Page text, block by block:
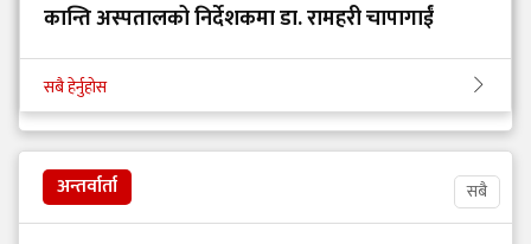
कान्ति अस्पतालको निर्देशकमा डा. रामहरी चापागाईं
सबै हेर्नुहोस
अन्तर्वार्ता सबै